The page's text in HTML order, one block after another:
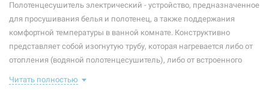
Тип крепления: стационарный
Тип подключения: правосторонний
Материал корпуса:
Полотенцесушитель электрический - устройство, предназначенное
для просушивания белья и полотенец, а также поддержания
комфортной температуры в ванной комнате. Конструктивно
представляет собой изогнутую трубу, которая нагревается либо от
отопления (водяной полотенцесушитель), либо от встроенного
правильно подобранный полотенцесушитель станет
Читать полностью